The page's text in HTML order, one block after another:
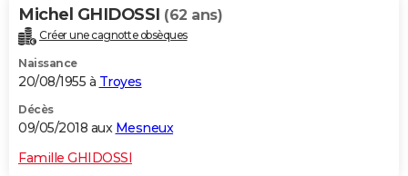
Michel GHIDOSSI (62 ans)
Créer une cagnotte obsèques
Naissance
20/08/1955 à Troyes
Décès
09/05/2018 aux Mesneux
Famille GHIDOSSI